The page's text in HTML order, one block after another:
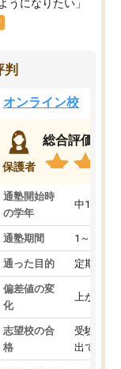
うになりたい」
オンライン校
保護者
総合評価
通塾開始時
の学年
中1
通塾期間 1～3ヵ月
通った目的 定期テス
偏差値の変
化
上がった
志望校の合
格
受験して
出ていな